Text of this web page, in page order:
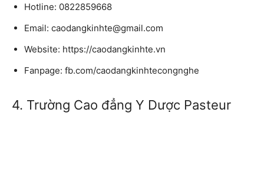
Hotline: 0822859668
Email: caodangkinhte@gmail.com
Website: https://caodangkinhte.vn
Fanpage: fb.com/caodangkinhtecongnghe
4. Trường Cao đẳng Y Dược Pasteur